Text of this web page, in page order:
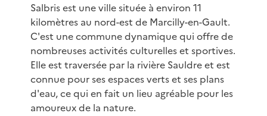
Salbris est une ville située à environ 11
kilomètres au nord-est de Marcilly-en-Gault.
C'est une commune dynamique qui offre de
nombreuses activités culturelles et sportives.
Elle est traversée par la rivière Sauldre et est
connue pour ses espaces verts et ses plans
d'eau, ce qui en fait un lieu agréable pour les
amoureux de la nature.